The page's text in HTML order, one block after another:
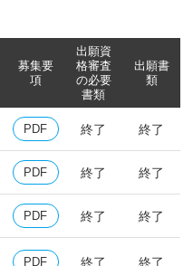
募集要
項
出願資
格審査
の必要
書類
出願書
類
PDF 終了 終了
PDF 終了 終了
PDF 終了 終了
PDF 終了 終了